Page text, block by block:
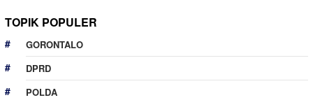
TOPIK POPULER
GORONTALO
DPRD
POLDA